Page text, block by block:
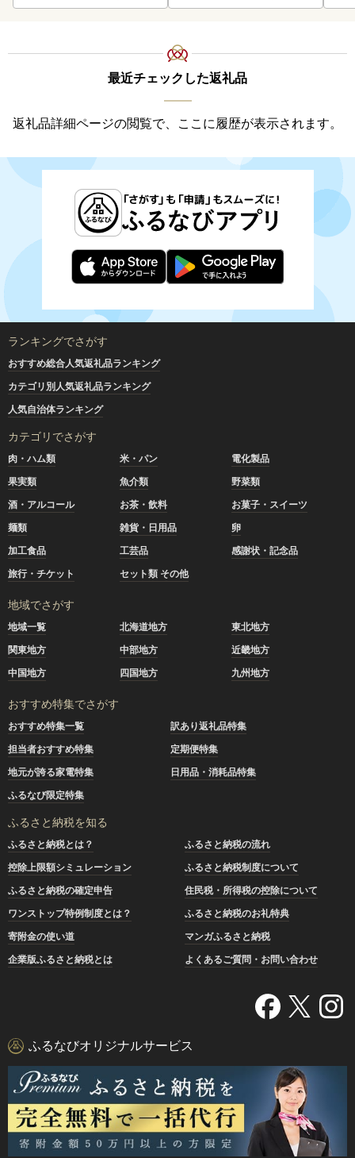
最近チェックした返礼品
返礼品詳細ページの閲覧で、ここに履歴が表示されます。
ランキングでさがす
おすすめ総合人気返礼品ランキング
カテゴリ別人気返礼品ランキング
人気自治体ランキング
カテゴリでさがす
肉・ハム類 米・パン
電化製品
果実類
魚介類
野菜類
酒・アルコール
お茶・飲料
お菓子・スイーツ
麺類
雑貨・日用品
卵
加工食品
工芸品
感謝状・記念品
旅行・チケット
セット類 その他
地域でさがす
地域一覧 北海道地方
東北地方
関東地方
中部地方
近畿地方
中国地方
四国地方 九州地方
おすすめ特集でさがす
おすすめ特集一覧
訳あり返礼品特集
担当者おすすめ特集
定期便特集
地元が誇る家電特集
日用品・消耗品特集
ふるなび限定特集
ふるさと納税を知る
ふるさと納税とは？
ふるさと納税の流れ
控除上限額シミュレーション
ふるさと納税制度について
ふるさと納税の確定申告
住民税・所得税の控除について
ワンストップ特例制度とは？
ふるさと納税のお礼特典
寄附金の使い道
マンガふるさと納税
企業版ふるさと納税とは
よくあるご質問・お問い合わせ
ふるなびオリジナルサービス